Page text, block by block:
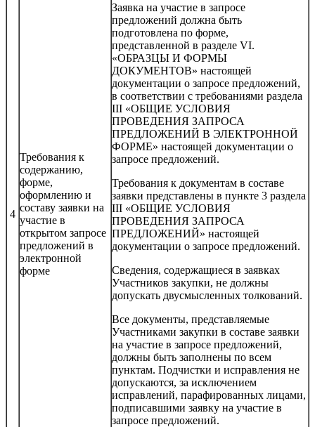
4
Требования к
содержанию,
форме,
оформлению и
составу заявки на
участие в
открытом запросе
предложений в
электронной
форме
Заявка на участие в запросе
предложений должна быть
подготовлена по форме,
представленной в разделе VI.
«ОБРАЗЦЫ И ФОРМЫ
ДОКУМЕНТОВ» настоящей
документации о запросе предложений,
в соответствии с требованиями раздела
III «ОБЩИЕ УСЛОВИЯ
ПРОВЕДЕНИЯ ЗАПРОСА
ПРЕДЛОЖЕНИЙ В ЭЛЕКТРОННОЙ
ФОРМЕ» настоящей документации о
запросе предложений.
Требования к документам в составе
заявки представлены в пункте 3 раздела
III «ОБЩИЕ УСЛОВИЯ
ПРОВЕДЕНИЯ ЗАПРОСА
ПРЕДЛОЖЕНИЙ» настоящей
документации о запросе предложений.
Сведения, содержащиеся в заявках
Участников закупки, не должны
допускать двусмысленных толкований.
Все документы, представляемые
Участниками закупки в составе заявки
на участие в запросе предложений,
должны быть заполнены по всем
пунктам. Подчистки и исправления не
допускаются, за исключением
исправлений, парафированных лицами,
подписавшими заявку на участие в
запросе предложений.